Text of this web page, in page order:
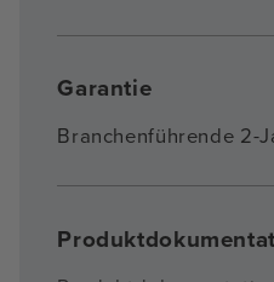
Garantie
Branchenführende 2-